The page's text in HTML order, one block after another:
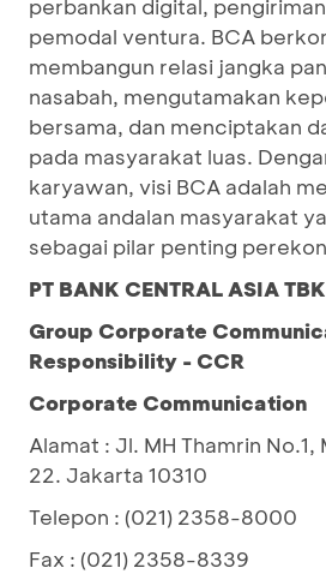
perbankan digital,
pemodal ventura. BCA
membangun relasi jangka
nasabah, mengutamakan
bersama, dan menciptakan
pada masyarakat luas.
karyawan, visi BCA adalah
utama andalan masyarakat
sebagai pilar penting
PT BANK CENTRAL ASIA TBK
Group Corporate
Responsibility - CCR
Corporate Communication
Alamat : Jl. MH Thamrin No.1,
22. Jakarta 10310
Telepon : (021) 2358-8000
Fax : (021) 2358-8339